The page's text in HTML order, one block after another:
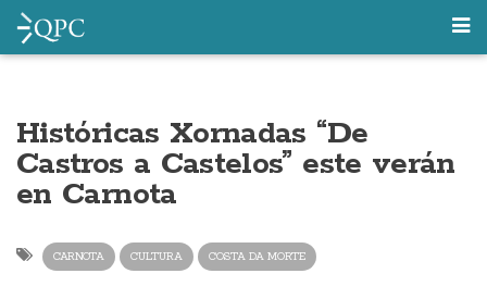
Históricas Xornadas “De
Castros a Castelos” este verán
en Carnota
CARNOTA CULTURA COSTA DA MORTE